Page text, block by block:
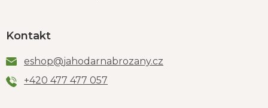
Kontakt
eshop@jahodarnabrozany.cz
+420 477 477 057